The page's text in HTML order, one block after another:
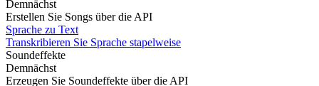
Demnächst
Erstellen Sie Songs über die API
Sprache zu Text
Transkribieren Sie Sprache stapelweise
Soundeffekte
Demnächst
Erzeugen Sie Soundeffekte über die API